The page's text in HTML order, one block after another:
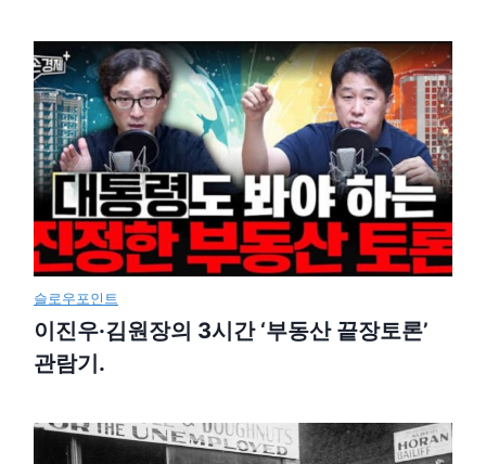
슬로우포인트
이진우·김원장의 3시간 ‘부동산 끝장토론’
관람기.